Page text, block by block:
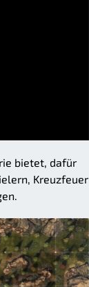
bietet, dafür
Kreuzfeuer